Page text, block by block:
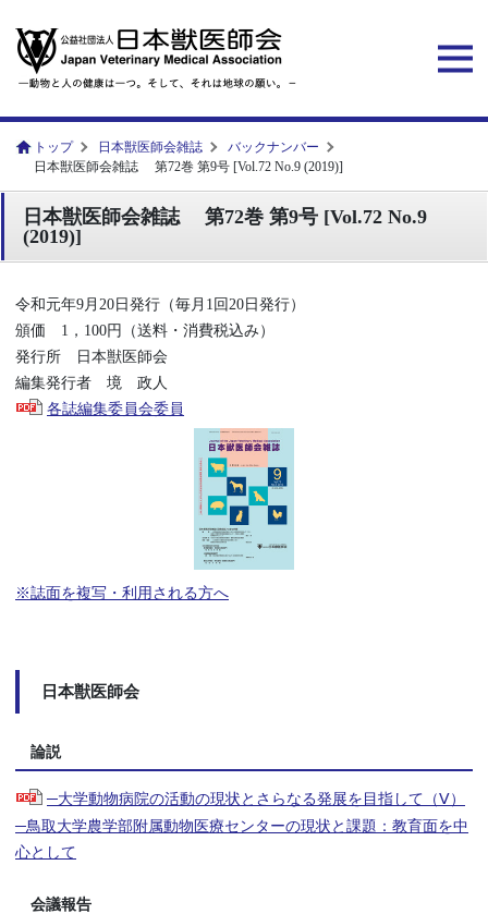
トップ 日本獣医師会雑誌
バックナンバー
日本獣医師会雑誌 第72巻 第9号 [Vol.72 No.9 (2019)]
日本獣医師会雑誌 第72巻 第9号 [Vol.72 No.9
(2019)]
令和元年9月20日発行（毎月1回20日発行）
頒価 1，100円（送料・消費税込み）
発行所 日本獣医師会
編集発行者 境 政人
各誌編集委員会委員
※誌面を複写・利用される方へ
日本獣医師会
論説
─大学動物病院の活動の現状とさらなる発展を目指して（Ⅴ）
─鳥取大学農学部附属動物医療センターの現状と課題：教育面を中
心として
会議報告